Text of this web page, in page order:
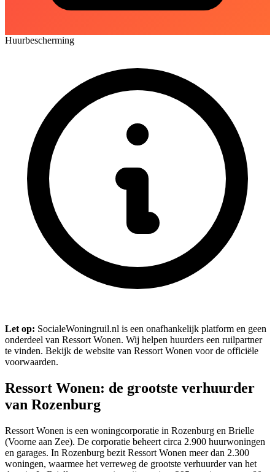
Huurbescherming
Let op: SocialeWoningruil.nl is een onafhankelijk platform en geen
onderdeel van Ressort Wonen. Wij helpen huurders een ruilpartner
te vinden. Bekijk de website van Ressort Wonen voor de officiële
voorwaarden.
Ressort Wonen: de grootste verhuurder
van Rozenburg
Ressort Wonen is een woningcorporatie in Rozenburg en Brielle
(Voorne aan Zee). De corporatie beheert circa 2.900 huurwoningen
en garages. In Rozenburg bezit Ressort Wonen meer dan 2.300
woningen, waarmee het verreweg de grootste verhuurder van het